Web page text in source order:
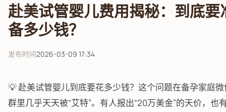
赴美试管婴儿费用揭秘：到底要
备多少钱？
发布时间2026-03-09 17:34
💡 赴美试管婴儿到底要花多少钱？这个问题在备孕家庭
群里几乎天天被“艾特”。有人报出“20万美金”的天价，也